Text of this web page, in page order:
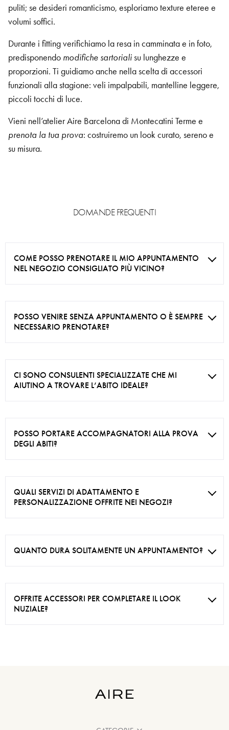
puliti; se desideri romanticismo, esploriamo texture eteree e
volumi soffici.
Durante i fitting verifichiamo la resa in camminata e in foto,
predisponendo modifiche sartorialisu lunghezze e
proporzioni. Ti guidiamo anche nella scelta di accessori
funzionali alla stagione: veli impalpabili, mantelline leggere,
piccoli tocchi di luce.
Vieni nell’atelier Aire Barcelona di Montecatini Terme e
prenota la tua prova: costruiremo un look curato, sereno e
su misura.
DOMANDE FREQUENTI
COME POSSO PRENOTARE IL MIO APPUNTAMENTO
NEL NEGOZIO CONSIGLIATO PIÙ VICINO?
POSSO VENIRE SENZA APPUNTAMENTO O È SEMPRE
NECESSARIO PRENOTARE?
CI SONO CONSULENTI SPECIALIZZATE CHE MI
AIUTINO A TROVARE L’ABITO IDEALE?
POSSO PORTARE ACCOMPAGNATORI ALLA PROVA
DEGLI ABITI?
QUALI SERVIZI DI ADATTAMENTO E
PERSONALIZZAZIONE OFFRITE NEI NEGOZI?
QUANTO DURA SOLITAMENTE UN APPUNTAMENTO?
OFFRITE ACCESSORI PER COMPLETARE IL LOOK
NUZIALE?